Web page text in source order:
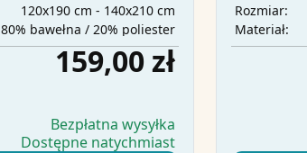
120x190 cm - 140x210 cm
80% bawełna / 20% poliester
159,00 zł
Bezpłatna wysyłka
Dostępne natychmiast
Rozmiar:
Materiał: